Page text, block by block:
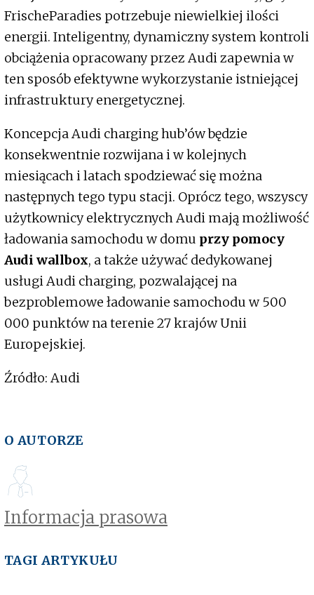
FrischeParadies potrzebuje niewielkiej ilości
energii. Inteligentny, dynamiczny system kontroli
obciążenia opracowany przez Audi zapewnia w
ten sposób efektywne wykorzystanie istniejącej
infrastruktury energetycznej.
Koncepcja Audi charging hub’ów będzie
konsekwentnie rozwijana i w kolejnych
miesiącach i latach spodziewać się można
następnych tego typu stacji. Oprócz tego, wszyscy
użytkownicy elektrycznych Audi mają możliwość
ładowania samochodu w domu przy pomocy
Audi wallbox, a także używać dedykowanej
usługi Audi charging, pozwalającej na
bezproblemowe ładowanie samochodu w 500
000 punktów na terenie 27 krajów Unii
Europejskiej.
Źródło: Audi
O AUTORZE
Informacja prasowa
TAGI ARTYKUŁU